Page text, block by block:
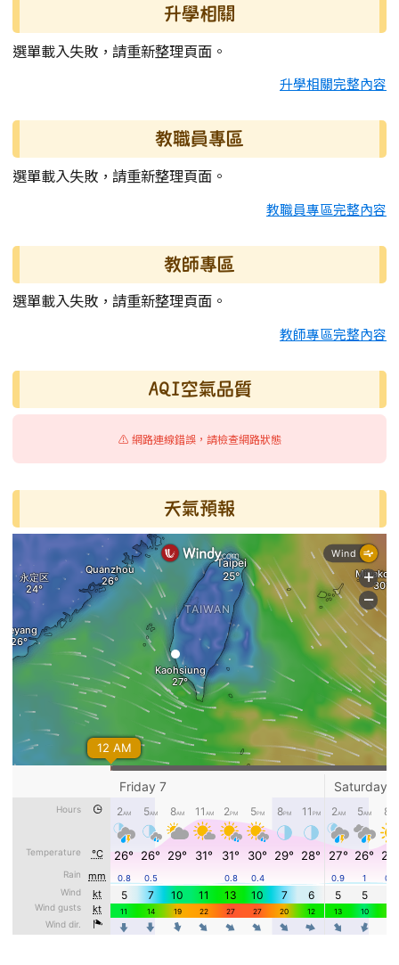
升學相關
選單載入失敗，請重新整理頁面。
升學相關完整內容
教職員專區
選單載入失敗，請重新整理頁面。
教職員專區完整內容
教師專區
選單載入失敗，請重新整理頁面。
教師專區完整內容
AQI空氣品質
⚠️ 網路連線錯誤，請檢查網路狀態
天氣預報